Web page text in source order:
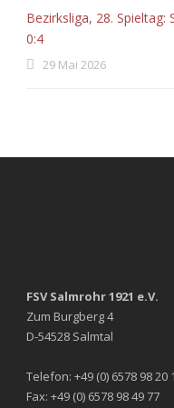
Bezirksliga, 28. Spieltag:
0:4
29 Mai 2026
FSV Salmrohr 1921 e.V.
Zum Burgberg 4
D-54528 Salmtal
Telefon: +49 (0) 6578 98 20
Fax: +49 (0) 6578 98 49 77